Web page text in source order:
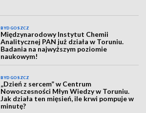
BYDGOSZCZ
Międzynarodowy Instytut Chemii
Analitycznej PAN już działa w Toruniu.
Badania na najwyższym poziomie
naukowym!
BYDGOSZCZ
„Dzień z sercem” w Centrum
Nowoczesności Młyn Wiedzy w Toruniu.
Jak działa ten mięsień, ile krwi pompuje w
minutę?